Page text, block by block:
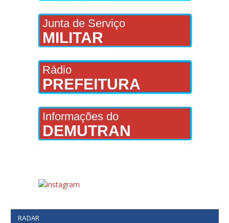
Junta de Serviço
MILITAR
Rádio
PREFEITURA
Informações do
DEMUTRAN
RADAR